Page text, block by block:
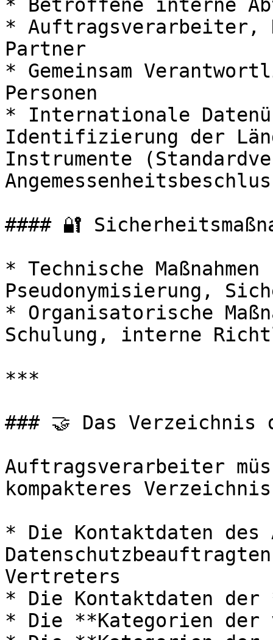
* Betroffene interne
* Auftragsverarbeiter,
Partner
* Gemeinsam
Personen
* Internationale
Identifizierung der
Instrumente
#### 🔐
* Technische
Pseudonymisierung,
* Organisatorische
Schulung, interne
***
### 🤝 Das
Auftragsverarbeiter
kompakteres
* Die Kontaktdaten
Vertreters
* Die Kontaktdaten der
* Die **Kategorien der